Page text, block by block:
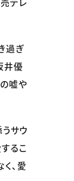
過ぎ
井優
嘘や
サウ
るこ
、愛